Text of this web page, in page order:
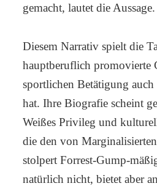
gemacht, lautet die Aussage.
Diesem Narrativ spielt die
hauptberuflich promovierte
sportlichen Betätigung
hat. Ihre Biografie scheint
Weißes Privileg und
die den von
stolpert Forrest-Gump-
natürlich nicht, bietet aber